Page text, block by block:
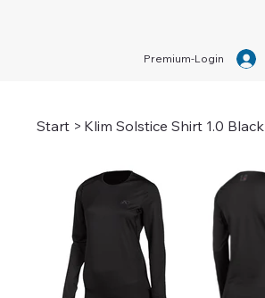
Premium-Login
Start > Klim Solstice Shirt 1.0 Black